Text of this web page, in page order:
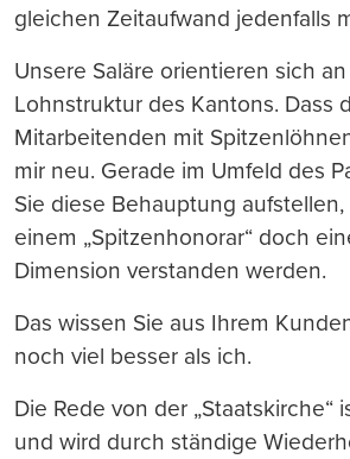
gleichen Zeitaufwand jedenfalls
Unsere Saläre orientieren sich
Lohnstruktur des Kantons. Dass
Mitarbeitenden mit
mir neu. Gerade im Umfeld des
Sie diese Behauptung
einem „Spitzenhonorar“ doch
Dimension verstanden werden.
Das wissen Sie aus Ihrem
noch viel besser als ich.
Die Rede von der „Staatskirche“
und wird durch ständige